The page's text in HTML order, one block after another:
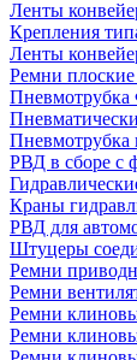
Ленты
Крепления
Ленты
Ремни
Пневмотрубка
РВД в сборе с
Краны
РВД для
Штуцеры
Ремни
Ремни
Ремни
Ремни